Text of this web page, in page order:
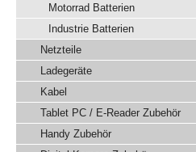
Motorrad Batterien
Industrie Batterien
Netzteile
Ladegeräte
Kabel
Tablet PC / E-Reader Zubehör
Handy Zubehör